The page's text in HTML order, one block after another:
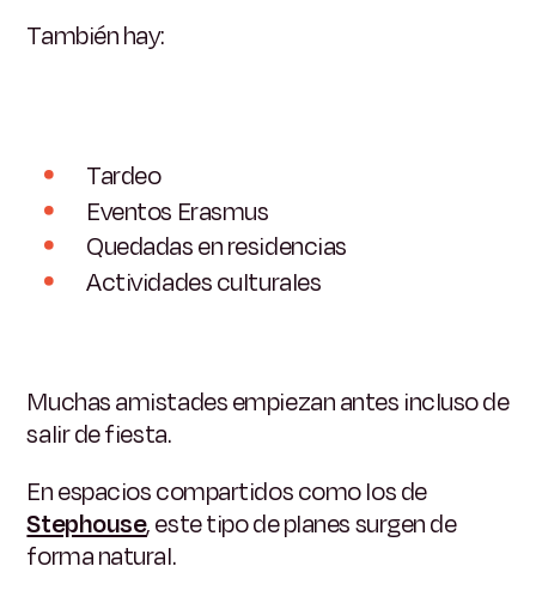
También hay:
Tardeo
Eventos Erasmus
Quedadas en residencias
Actividades culturales
Muchas amistades empiezan antes incluso de
salir de fiesta.
En espacios compartidos como los de
Stephouse, este tipo de planes surgen de
forma natural.